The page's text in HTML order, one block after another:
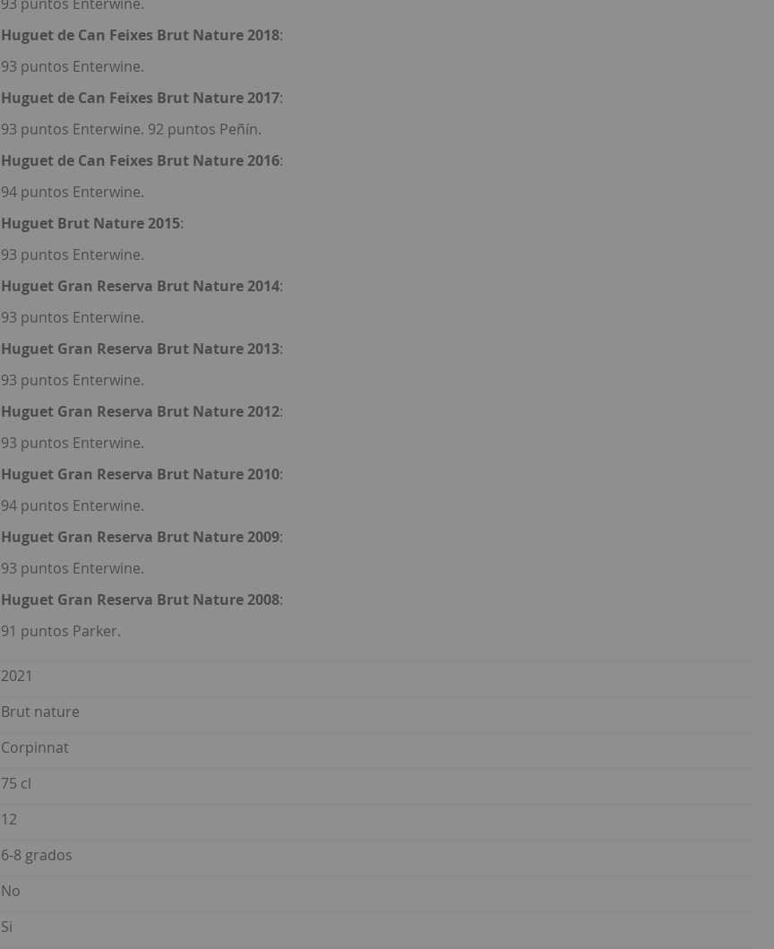
93 puntos Enterwine.
Huguet de Can Feixes Brut Nature 2018:
93 puntos Enterwine.
Huguet de Can Feixes Brut Nature 2017:
93 puntos Enterwine. 92 puntos Peñín.
Huguet de Can Feixes Brut Nature 2016:
94 puntos Enterwine.
Huguet Brut Nature 2015:
93 puntos Enterwine.
Huguet Gran Reserva Brut Nature 2014:
93 puntos Enterwine.
Huguet Gran Reserva Brut Nature 2013:
93 puntos Enterwine.
Huguet Gran Reserva Brut Nature 2012:
93 puntos Enterwine.
Huguet Gran Reserva Brut Nature 2010:
94 puntos Enterwine.
Huguet Gran Reserva Brut Nature 2009:
93 puntos Enterwine.
Huguet Gran Reserva Brut Nature 2008:
91 puntos Parker.
2021
Brut nature
Corpinnat
75 cl
12
6-8 grados
No
Si